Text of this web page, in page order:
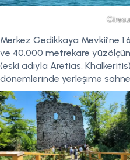
Merkez Gedikkaya Mevkii’ne
ve 40.000 metrekare
(eski adıyla Aretias,
dönemlerinde yerleşime